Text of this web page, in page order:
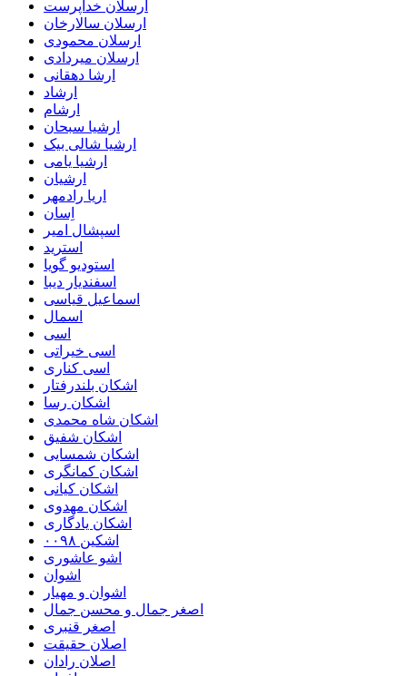
ارسلان خداپرست
ارسلان سالارخان
ارسلان محمودی
ارسلان میردادی
ارشا دهقانی
ارشاد
ارشام
ارشیا سبحان
ارشیا شالی بیک
ارشیا یامی
ارشیان
اریا رادمهر
اِسان
اسپشال امیر
استرید
استودیو گویا
اسفندیار دیبا
اسماعیل قیاسی
اسمال
اسی
اسی خیراتی
اسی کناری
اشکان بلندرفتار
اشکان رسا
اشکان شاه محمدی
اشکان شفیق
اشکان شمسایی
اشکان‌ کمانگری
اشکان کیانی
اشکان مهدوی
اشکان یادگاری
اشکین ۰۰۹۸
اشو عاشوری
اشوان
اشوان و مهیار
اصغر جمال و محسن جمال
اصغر قنبری
اصلان حقیقت
اصلان رادان